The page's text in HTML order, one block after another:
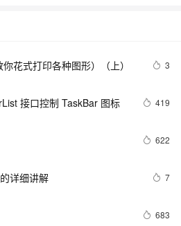
花式打印各种图形）（上） 3
接口控制 TaskBar 图标 419
622
详细讲解 7
683